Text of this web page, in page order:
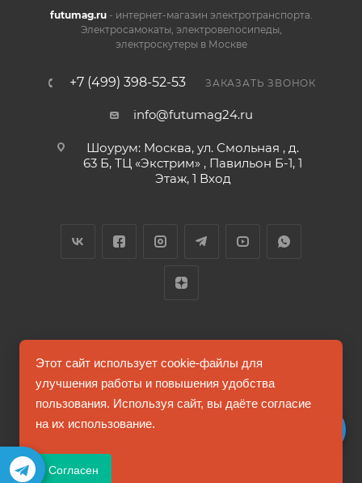
futumag.ru- интернет-магазин электротранспорта.
Электросамокаты, электровелосипеды,
электроскутеры в Москве
+7 (499) 398-52-53 ЗАКАЗАТЬ ЗВОНОК
info@futumag24.ru
Шоурум: Москва, ул. Смольная , д.
63 Б, ТЦ «Экстрим» , Павильон Б-1, 1
Этаж, 1 Вход
2026 © FUTUMAG.RU
Информация на сайте не является публичной офертой
Этот сайт использует cookie-файлы для
улучшения работы и повышения удобства
пользования. Используя сайт, вы даёте согласие
на их использование.
Согласен